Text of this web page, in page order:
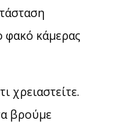
φακό κάμερας
χρειαστείτε.
βρούμε